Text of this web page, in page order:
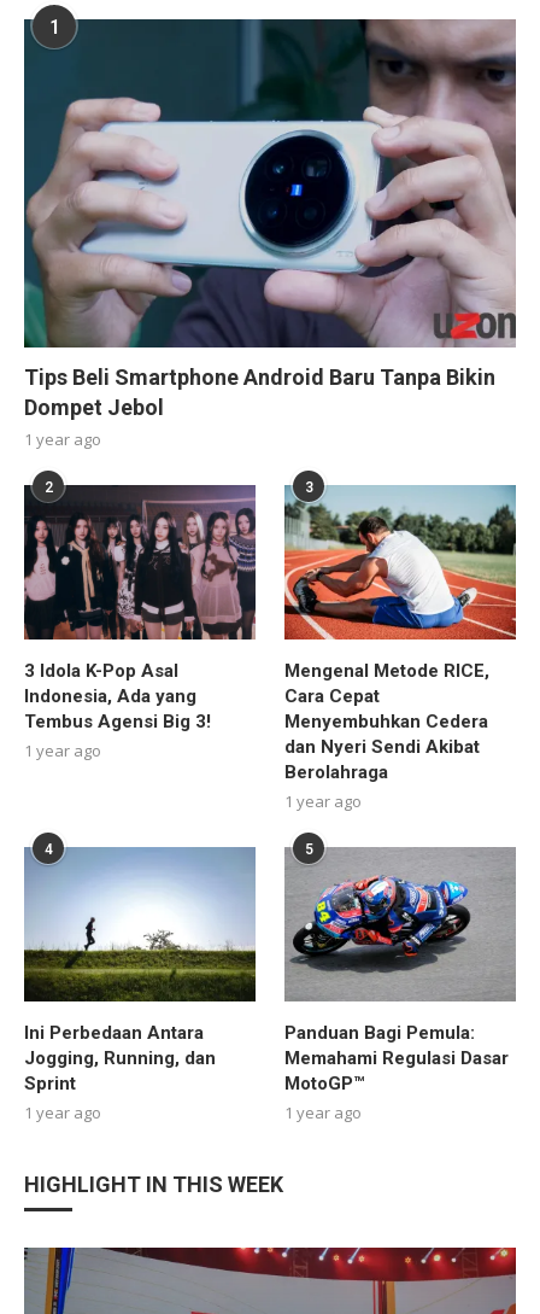
1
Tips Beli Smartphone Android Baru Tanpa Bikin
Dompet Jebol
1 year ago
2
3 Idola K-Pop Asal
Indonesia, Ada yang
Tembus Agensi Big 3!
1 year ago
3
Mengenal Metode RICE,
Cara Cepat
Menyembuhkan Cedera
dan Nyeri Sendi Akibat
Berolahraga
1 year ago
4
Ini Perbedaan Antara
Jogging, Running, dan
Sprint
1 year ago
5
Panduan Bagi Pemula:
Memahami Regulasi Dasar
MotoGP™
1 year ago
HIGHLIGHT IN THIS WEEK